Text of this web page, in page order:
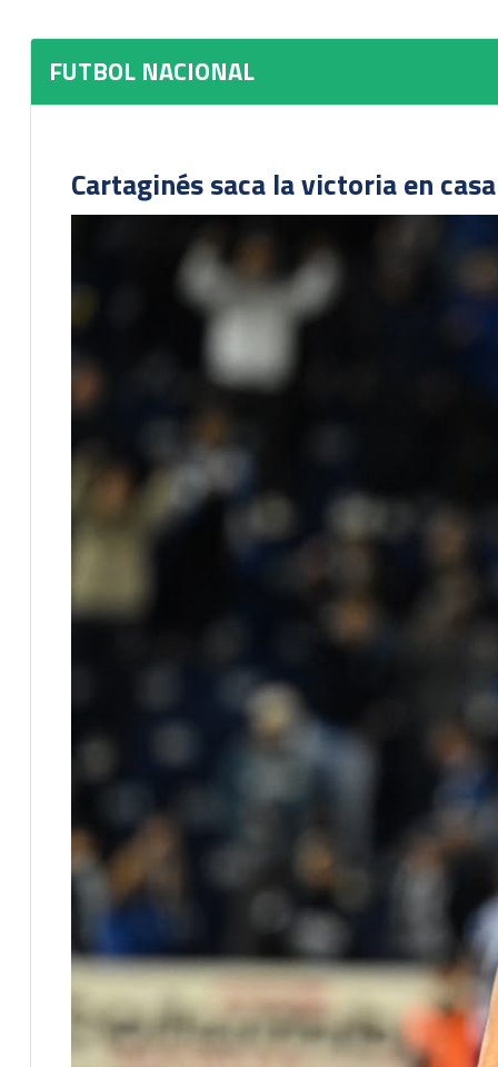
FUTBOL NACIONAL
Cartaginés saca la victoria en